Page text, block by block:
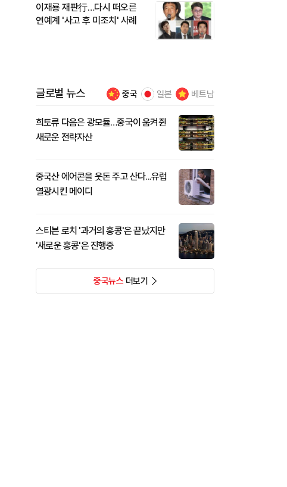
이재룡 재판行…다시 떠오른
연예계 '사고 후 미조치' 사례
글로벌 뉴스 중국 일본 베트남
희토류 다음은 광모듈…중국이 움켜쥔
새로운 전략자산
중국산 에어콘을 웃돈 주고 산다...유럽
열광시킨 메이디
스티븐 로치 '과거의 홍콩'은 끝났지만
'새로운 홍콩'은 진행중
중국뉴스더보기